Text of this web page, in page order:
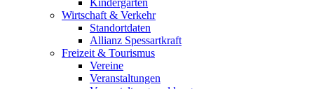
Kindergarten
Wirtschaft & Verkehr
Standortdaten
Allianz Spessartkraft
Freizeit & Tourismus
Vereine
Veranstaltungen